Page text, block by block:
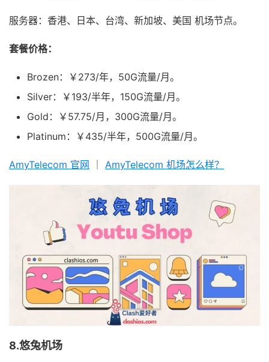
服务器：香港、日本、台湾、新加坡、美国 机场节点。
套餐价格：
Brozen：￥273/年，50G流量/月。
Silver：￥193/半年，150G流量/月。
Gold：￥57.75/月，300G流量/月。
Platinum：￥435/半年，500G流量/月。
AmyTelecom 官网 AmyTelecom 机场怎么样？
8.悠兔机场